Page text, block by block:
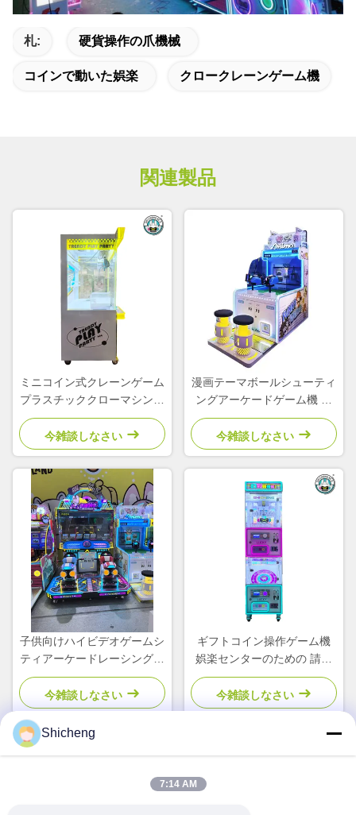
札: 硬貨操作の爪機械
コインで動いた娯楽 クロークレーンゲーム機
関連製品
ミニコイン式クレーンゲーム
プラスチッククローマシンシ
ミュレーター 子供用アーケ
ード
今雑談しなさい
漫画テーマボールシューティ
ングアーケードゲーム機 コ
イン式 子供向け遊園地
今雑談しなさい
子供向けハイビデオゲームシ
ティアーケードレーシングシ
ミュレーター2プレイヤー自
動販売機
今雑談しなさい
ギフトコイン操作ゲーム機
娯楽センターのための 請求
書受付機
今雑談しなさい
クイックコンタクト
Shicheng
7:14 AM